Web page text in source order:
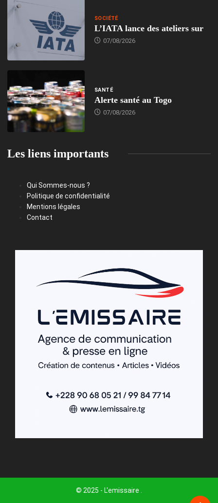
SOCIÉTÉ
L’IATA lance des ateliers sur
07/08/2026
SANTÉ
Alerte santé au Togo
07/08/2026
Les liens importants
Qui Sommes-nous ?
Politique de confidentialité
Mentions légales
Contact
© 2025 - L'emissaire .